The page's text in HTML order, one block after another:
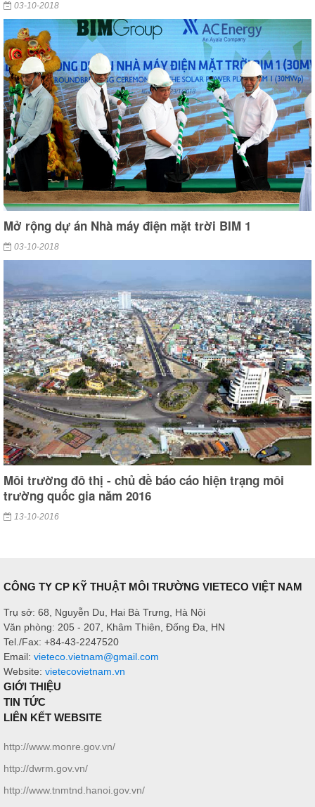
03-10-2018
Mở rộng dự án Nhà máy điện mặt trời BIM 1
03-10-2018
Môi trường đô thị - chủ đề báo cáo hiện trạng môi
trường quốc gia năm 2016
13-10-2016
CÔNG TY CP KỸ THUẬT MÔI TRƯỜNG VIETECO VIỆT NAM
Trụ sở: 68, Nguyễn Du, Hai Bà Trưng, Hà Nội
Văn phòng: 205 - 207, Khâm Thiên, Đống Đa, HN
Tel./Fax: +84-43-2247520
Email: vieteco.vietnam@gmail.com
Website: vietecovietnam.vn
GIỚI THIỆU
TIN TỨC
LIÊN KẾT WEBSITE
http://www.monre.gov.vn/
http://dwrm.gov.vn/
http://www.tnmtnd.hanoi.gov.vn/